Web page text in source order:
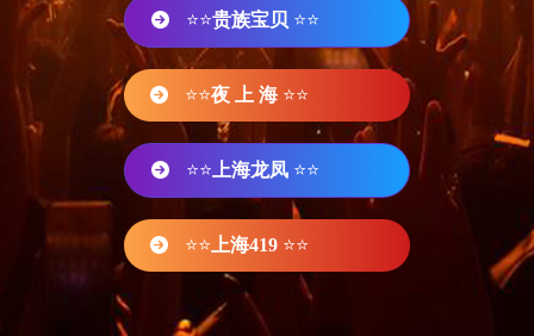
⭐⭐贵族宝贝 ⭐⭐
⭐⭐夜 上 海 ⭐⭐
⭐⭐ 上海龙凤 ⭐⭐
⭐⭐ 上海419 ⭐⭐